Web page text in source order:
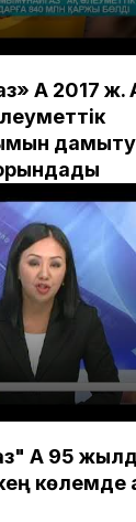
АҚ 2017
дамыту
АҚ 95
көлемде